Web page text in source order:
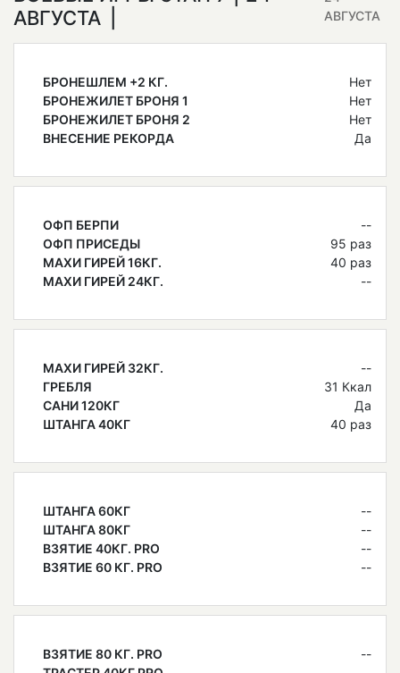
АВГУСТА
АВГУСТА
БРОНЕШЛЕМ +2 КГ.
Нет
БРОНЕЖИЛЕТ БРОНЯ 1
Нет
БРОНЕЖИЛЕТ БРОНЯ 2
Нет
ВНЕСЕНИЕ РЕКОРДА
Да
ОФП БЕРПИ
--
ОФП ПРИСЕДЫ
95 раз
МАХИ ГИРЕЙ 16КГ.
40 раз
МАХИ ГИРЕЙ 24КГ.
--
МАХИ ГИРЕЙ 32КГ.
--
ГРЕБЛЯ
31 Ккал
САНИ 120КГ
Да
ШТАНГА 40КГ
40 раз
ШТАНГА 60КГ
--
ШТАНГА 80КГ
--
ВЗЯТИЕ 40КГ. PRO
--
ВЗЯТИЕ 60 КГ. PRO
--
ВЗЯТИЕ 80 КГ. PRO
--